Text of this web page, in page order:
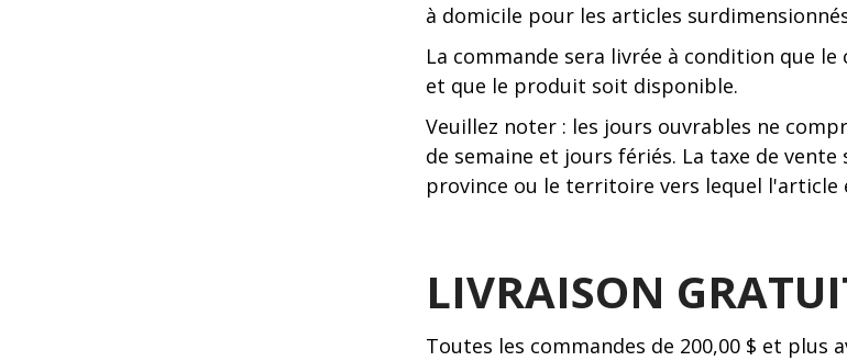
à domicile pour les articles
La commande sera livrée à condition que
et que le produit soit disponible.
Veuillez noter : les jours ouvrables ne
de semaine et jours fériés. La taxe de vente
province ou le territoire vers lequel l'article
LIVRAISON
Toutes les commandes de 200,00 $ et plus